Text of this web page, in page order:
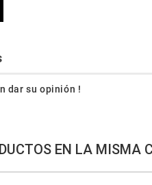
dar su opinión !
EN LA MISMA